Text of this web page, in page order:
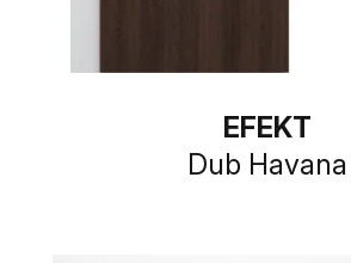
EFEKT
Dub Havana